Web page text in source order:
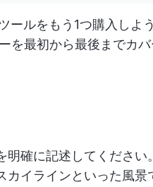
ールをもう1つ購入しよ
を最初から最後までカ
明確に記述してくださ
カイラインといった風